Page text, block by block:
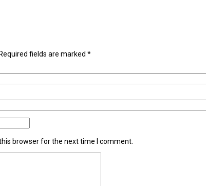
Required fields are marked *
browser for the next time I comment.